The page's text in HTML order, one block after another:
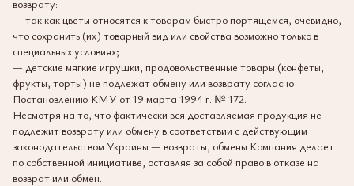
возврату:
— так как цветы относятся к товарам быстро портящемся, очевидно,
что сохранить (их) товарный вид или свойства возможно только в
специальных условиях;
— детские мягкие игрушки, продовольственные товары (конфеты,
фрукты, торты) не подлежат обмену или возврату согласно
Постановлению КМУ от 19 марта 1994 г. № 172.
Несмотря на то, что фактически вся доставляемая продукция не
подлежит возврату или обмену в соответствии с действующим
законодательством Украины — возвраты, обмены Компания делает
по собственной инициативе, оставляя за собой право в отказе на
возврат или обмен.